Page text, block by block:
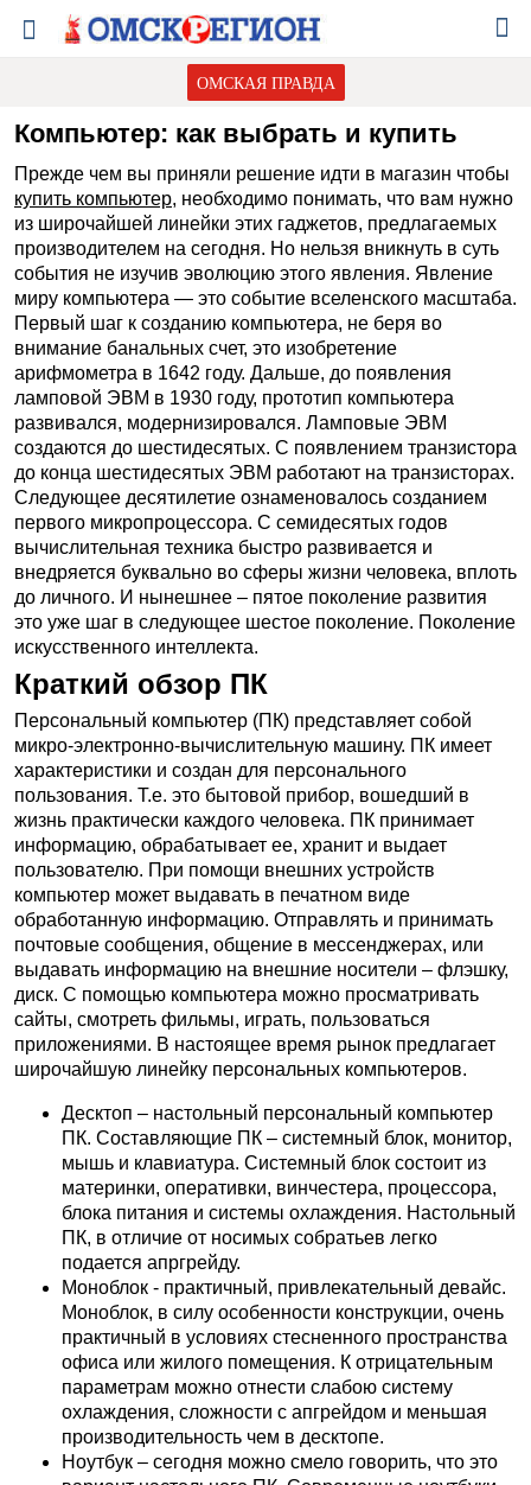
ОМСКАЯ ПРАВДА
Компьютер: как выбрать и купить
Прежде чем вы приняли решение идти в магазин чтобы
купить компьютер, необходимо понимать, что вам нужно
из широчайшей линейки этих гаджетов, предлагаемых
производителем на сегодня. Но нельзя вникнуть в суть
события не изучив эволюцию этого явления. Явление
миру компьютера — это событие вселенского масштаба.
Первый шаг к созданию компьютера, не беря во
внимание банальных счет, это изобретение
арифмометра в 1642 году. Дальше, до появления
ламповой ЭВМ в 1930 году, прототип компьютера
развивался, модернизировался. Ламповые ЭВМ
создаются до шестидесятых. С появлением транзистора
до конца шестидесятых ЭВМ работают на транзисторах.
Следующее десятилетие ознаменовалось созданием
первого микропроцессора. С семидесятых годов
вычислительная техника быстро развивается и
внедряется буквально во сферы жизни человека, вплоть
до личного. И нынешнее – пятое поколение развития
это уже шаг в следующее шестое поколение. Поколение
искусственного интеллекта.
Краткий обзор ПК
Персональный компьютер (ПК) представляет собой
микро-электронно-вычислительную машину. ПК имеет
характеристики и создан для персонального
пользования. Т.е. это бытовой прибор, вошедший в
жизнь практически каждого человека. ПК принимает
информацию, обрабатывает ее, хранит и выдает
пользователю. При помощи внешних устройств
компьютер может выдавать в печатном виде
обработанную информацию. Отправлять и принимать
почтовые сообщения, общение в мессенджерах, или
выдавать информацию на внешние носители – флэшку,
диск. С помощью компьютера можно просматривать
сайты, смотреть фильмы, играть, пользоваться
приложениями. В настоящее время рынок предлагает
широчайшую линейку персональных компьютеров.
Десктоп – настольный персональный компьютер
ПК. Составляющие ПК – системный блок, монитор,
мышь и клавиатура. Системный блок состоит из
материнки, оперативки, винчестера, процессора,
блока питания и системы охлаждения. Настольный
ПК, в отличие от носимых собратьев легко
подается апргрейду.
Моноблок - практичный, привлекательный девайс.
Моноблок, в силу особенности конструкции, очень
практичный в условиях стесненного пространства
офиса или жилого помещения. К отрицательным
параметрам можно отнести слабою систему
охлаждения, сложности с апгрейдом и меньшая
производительность чем в десктопе.
Ноутбук – сегодня можно смело говорить, что это